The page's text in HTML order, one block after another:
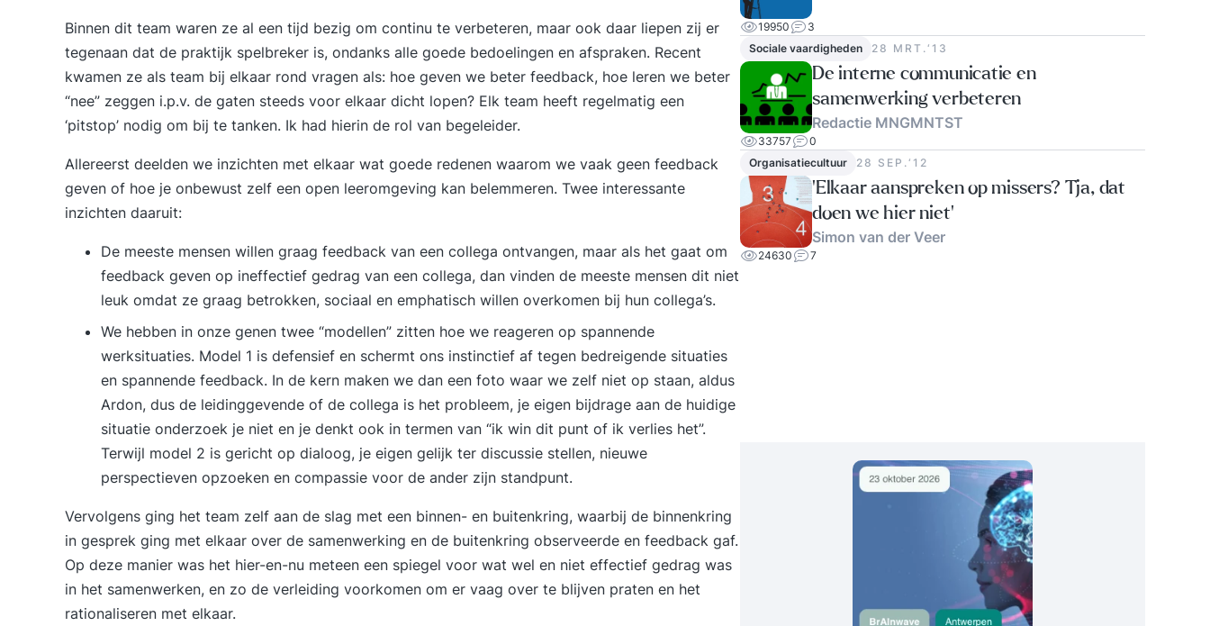
Binnen dit team waren ze al een tijd bezig om continu te verbeteren, maar ook daar liepen zij er
tegenaan dat de praktijk spelbreker is, ondanks alle goede bedoelingen en afspraken. Recent
kwamen ze als team bij elkaar rond vragen als: hoe geven we beter feedback, hoe leren we beter
“nee” zeggen i.p.v. de gaten steeds voor elkaar dicht lopen? Elk team heeft regelmatig een
‘pitstop’ nodig om bij te tanken. Ik had hierin de rol van begeleider.
Allereerst deelden we inzichten met elkaar wat goede redenen waarom we vaak geen feedback
geven of hoe je onbewust zelf een open leeromgeving kan belemmeren. Twee interessante
inzichten daaruit:
De meeste mensen willen graag feedback van een collega ontvangen, maar als het gaat om
feedback geven op ineffectief gedrag van een collega, dan vinden de meeste mensen dit niet
leuk omdat ze graag betrokken, sociaal en emphatisch willen overkomen bij hun collega’s.
We hebben in onze genen twee “modellen” zitten hoe we reageren op spannende
werksituaties. Model 1 is defensief en schermt ons instinctief af tegen bedreigende situaties
en spannende feedback. In de kern maken we dan een foto waar we zelf niet op staan, aldus
Ardon, dus de leidinggevende of de collega is het probleem, je eigen bijdrage aan de huidige
situatie onderzoek je niet en je denkt ook in termen van “ik win dit punt of ik verlies het”.
Terwijl model 2 is gericht op dialoog, je eigen gelijk ter discussie stellen, nieuwe
perspectieven opzoeken en compassie voor de ander zijn standpunt.
Vervolgens ging het team zelf aan de slag met een binnen- en buitenkring, waarbij de binnenkring
in gesprek ging met elkaar over de samenwerking en de buitenkring observeerde en feedback gaf.
Op deze manier was het hier-en-nu meteen een spiegel voor wat wel en niet effectief gedrag was
in het samenwerken, en zo de verleiding voorkomen om er vaag over te blijven praten en het
rationaliseren met elkaar.
19950
3
Sociale vaardigheden
28 MRT.‘13
De interne communicatie en
samenwerking verbeteren
Redactie MNGMNTST
33757
0
Organisatiecultuur
28 SEP.‘12
‘Elkaar aanspreken op missers? Tja, dat
doen we hier niet’
Simon van der Veer
24630 7